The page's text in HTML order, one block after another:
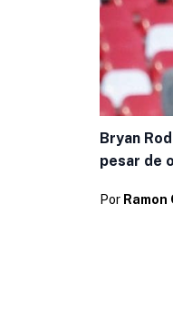
Bryan
pesar de
Por Ramon